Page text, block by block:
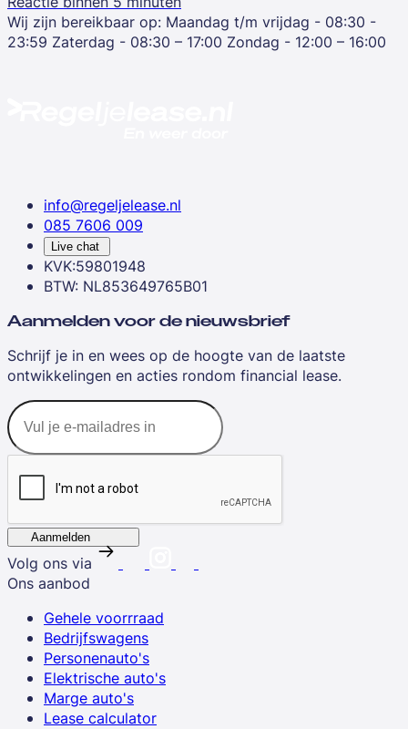
Wij zijn bereikbaar op: Maandag t/m vrijdag - 08:30 -
23:59 Zaterdag - 08:30 – 17:00 Zondag - 12:00 – 16:00
info@regeljelease.nl
085 7606 009
Live chat
KVK:59801948
BTW: NL853649765B01
Aanmelden voor de nieuwsbrief
Schrijf je in en wees op de hoogte van de laatste
ontwikkelingen en acties rondom financial lease.
Aanmelden
Volg ons via
Ons aanbod
Gehele voorrraad
Bedrijfswagens
Personenauto's
Elektrische auto's
Marge auto's
Lease calculator